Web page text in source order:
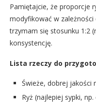
Pamiętajcie, że proporcje
modyfikować w
trzymam się stosunku 1:2
konsystencję.
Lista rzeczy do
Świeże, dobrej jakości
Ryż (najlepiej sypki,